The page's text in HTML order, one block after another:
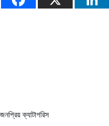
জনপ্রিয় ক্যাটাগরিস